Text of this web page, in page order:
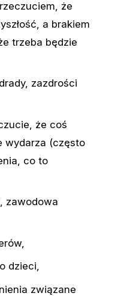
że
a brakiem
trzeba będzie
zazdrości
że coś
wydarza (często
co to
zawodowa
o dzieci,
związane